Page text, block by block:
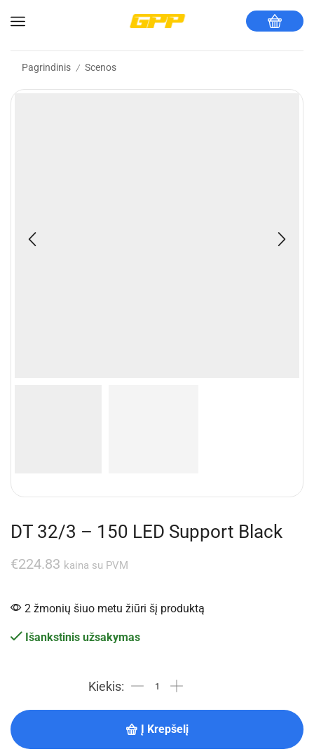
Pagrindinis / Scenos
DT 32/3 – 150 LED Support Black
€224.83 kaina su PVM
2 žmonių šiuo metu žiūri šį produktą
Išankstinis užsakymas
Į Krepšelį